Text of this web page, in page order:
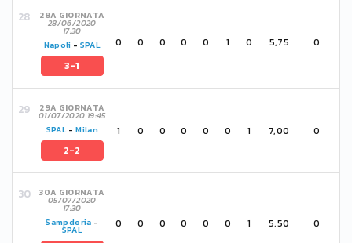
28A GIORNATA
28/06/2020
17:30
Napoli - SPAL
3-1
0 0 0 0 0 1 0 5,75 0
29A GIORNATA
01/07/2020 19:45
SPAL -Milan
2-2
1 0 0 0 0 0 1 7,00 0
30A GIORNATA
05/07/2020
17:30
Sampdoria -
SPAL 0 0 0 0 0 0 1 5,50 0